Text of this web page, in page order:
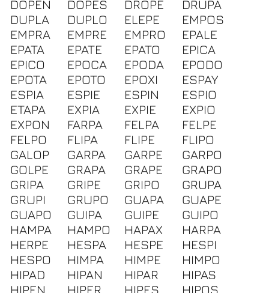
DOPEN DOPES DROPE
DRUPA
DUPLA
DUPLO ELEPE
EMPOS
EMPRA
EMPRE EMPRO
EPALE
EPATA
EPATE EPATO
EPICA
EPICO
EPOCA EPODA
EPODO
EPOTA
EPOTO EPOXI
ESPAY
ESPIA
ESPIE ESPIN
ESPIO
ETAPA
EXPIA EXPIE
EXPIO
EXPON
FARPA FELPA
FELPE
FELPO
FLIPA FLIPE
FLIPO
GALOP
GARPA GARPE
GARPO
GOLPE
GRAPA GRAPE
GRAPO
GRIPA
GRIPE GRIPO
GRUPA
GRUPI
GRUPO GUAPA
GUAPE
GUAPO
GUIPA GUIPE
GUIPO
HAMPA
HAMPO HAPAX
HARPA
HERPE
HESPA HESPE
HESPI
HESPO
HIMPA HIMPE
HIMPO
HIPAD
HIPAN HIPAR
HIPAS
HIPEN
HIPER HIPES
HIPOS